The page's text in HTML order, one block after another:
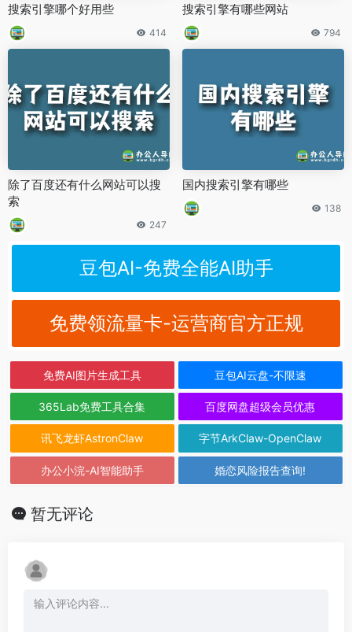
搜索引擎哪个好用些
414
搜索引擎有哪些网站
794
除了百度还有什么网站可以搜
索
247
国内搜索引擎有哪些
138
豆包AI-免费全能AI助手
免费领流量卡-运营商官方正规
免费AI图片生成工具 豆包AI云盘-不限速
365Lab免费工具合集 百度网盘超级会员优惠
讯飞龙虾AstronClaw 字节ArkClaw-OpenClaw
办公小浣-AI智能助手 婚恋风险报告查询!
暂无评论